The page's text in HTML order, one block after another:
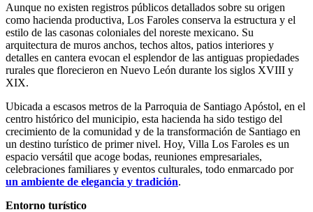
Aunque no existen registros públicos detallados sobre su origen
como hacienda productiva, Los Faroles conserva la estructura y el
estilo de las casonas coloniales del noreste mexicano. Su
arquitectura de muros anchos, techos altos, patios interiores y
detalles en cantera evocan el esplendor de las antiguas propiedades
rurales que florecieron en Nuevo León durante los siglos XVIII y
XIX.
Ubicada a escasos metros de la Parroquia de Santiago Apóstol, en el
centro histórico del municipio, esta hacienda ha sido testigo del
crecimiento de la comunidad y de la transformación de Santiago en
un destino turístico de primer nivel. Hoy, Villa Los Faroles es un
espacio versátil que acoge bodas, reuniones empresariales,
celebraciones familiares y eventos culturales, todo enmarcado por
un ambiente de elegancia y tradición.
Entorno turístico